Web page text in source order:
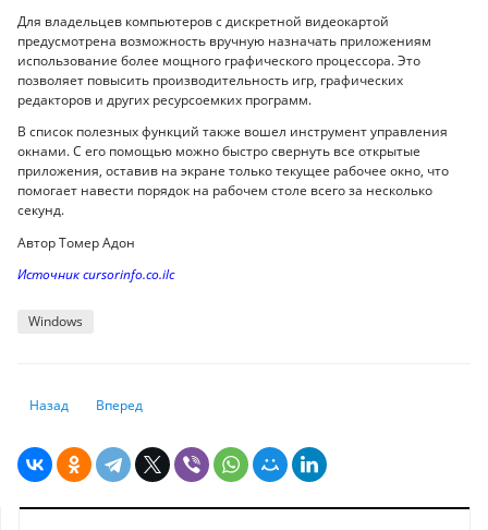
Для владельцев компьютеров с дискретной видеокартой
предусмотрена возможность вручную назначать приложениям
использование более мощного графического процессора. Это
позволяет повысить производительность игр, графических
редакторов и других ресурсоемких программ.
В список полезных функций также вошел инструмент управления
окнами. С его помощью можно быстро свернуть все открытые
приложения, оставив на экране только текущее рабочее окно, что
помогает навести порядок на рабочем столе всего за несколько
секунд.
Автор Томер Адон
Источник cursorinfo.co.ilс
Windows
Предыдущий: Что будет, если постоянно оставлять зарядку в
Назад Следующий: Что нельзя рассказывать или спрашивать
Вперед